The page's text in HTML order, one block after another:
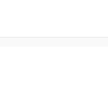
on the function of th
in the Architectural Act. The
crime prevention.